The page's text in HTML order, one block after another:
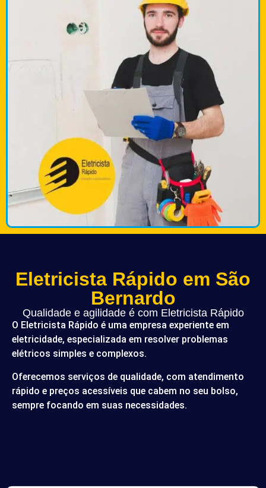
Eletricista Rápido em São
Bernardo
Qualidade e agilidade é com Eletricista Rápido
O Eletricista Rápido é uma empresa experiente em
eletricidade, especializada em resolver problemas
elétricos simples e complexos.
Oferecemos serviços de qualidade, com atendimento
rápido e preços acessíveis que cabem no seu bolso,
sempre focando em suas necessidades.